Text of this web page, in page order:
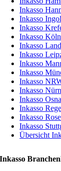
Inkasso
Inkasso
Inkasso
Inkasso Köln
Inkasso
Inkasso
Inkasso
Inkasso
Inkasso
Inkasso
Inkasso
Inkasso
Inkasso
Inkasso
Übersicht
Inkasso